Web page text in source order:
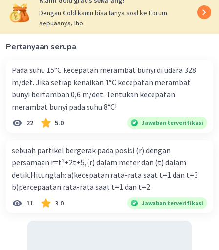
Jadi kecepatan sudut roda ketiga adalah 400
rad/s.
Beri Rating
Dengan Gold kamu bisa tanya soal ke Forum
sepuasnya, lho.
Pertanyaan serupa
Pada suhu 15°C kecepatan merambat bunyi di udara 328
m/det. Jika setiap kenaikan 1°C kecepatan merambat
bunyi bertambah 0,6 m/det. Tentukan kecepatan
merambat bunyi pada suhu 8°C!
22 5.0 Jawaban terverifikasi
sebuah partikel bergerak pada posisi (r) dengan
persamaan r=t²+2t+5,(r) dalam meter dan (t) dalam
detik.Hitunglah: a)kecepatan rata-rata saat t=1 dan t=3
b)percepaatan rata-rata saat t=1 dan t=2
11 3.0 Jawaban terverifikasi